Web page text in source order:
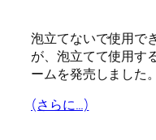
泡立てないで使用で
が、泡立てて使用す
ームを発売しました。
(さらに…)